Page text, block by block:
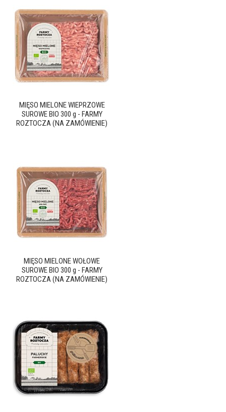
MIĘSO MIELONE WIEPRZOWE
SUROWE BIO 300 g - FARMY
ROZTOCZA (NA ZAMÓWIENIE)
MIĘSO MIELONE WOŁOWE
SUROWE BIO 300 g - FARMY
ROZTOCZA (NA ZAMÓWIENIE)